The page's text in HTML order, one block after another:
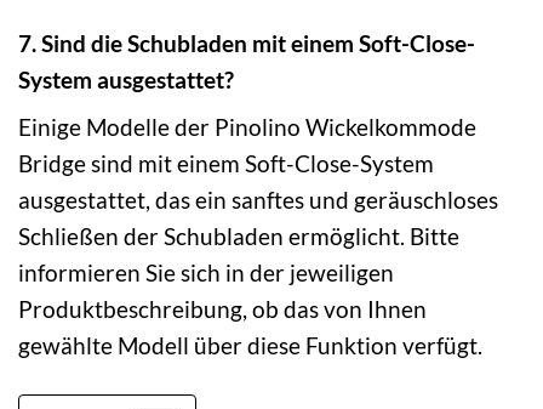
7. Sind die Schubladen mit einem Soft-Close-
System ausgestattet?
Einige Modelle der Pinolino Wickelkommode
Bridge sind mit einem Soft-Close-System
ausgestattet, das ein sanftes und geräuschloses
Schließen der Schubladen ermöglicht. Bitte
informieren Sie sich in der jeweiligen
Produktbeschreibung, ob das von Ihnen
gewählte Modell über diese Funktion verfügt.